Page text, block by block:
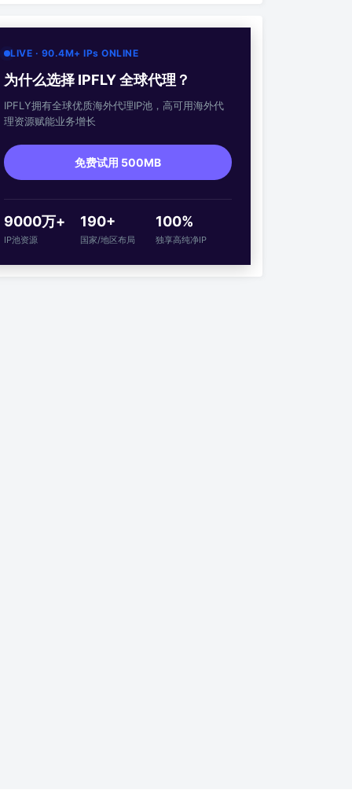
LIVE · 90.4M+ IPs ONLINE
为什么选择 IPFLY 全球代理？
IPFLY拥有全球优质海外代理IP池，高可用海外代
理资源赋能业务增长
免费试用 500MB
9000万+
IP池资源
190+
国家/地区布局
100%
独享高纯净IP